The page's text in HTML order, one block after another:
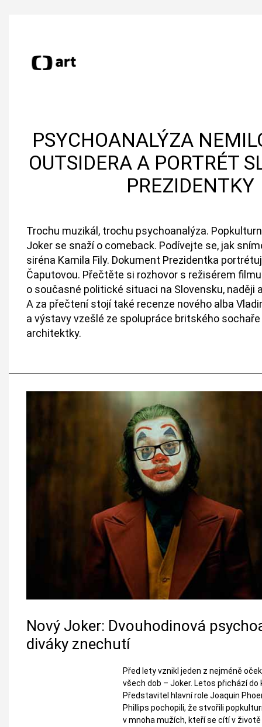
PSYCHOANALÝZA
OUTSIDERA A PORTRÉT
PREZIDENTKY
Trochu muzikál, trochu psychoanalýza.
Joker se snaží o comeback. Podívejte se, jak
siréna Kamila Fily. Dokument Prezidentka
Čaputovou. Přečtěte si rozhovor s režisérem
o současné politické situaci na Slovensku, naději
A za přečtení stojí také recenze nového alba
a výstavy vzešlé ze spolupráce britského
architektky.
Nový Joker: Dvouhodinová
diváky znechutí
Před lety vznikl jeden z nejméně
všech dob – Joker. Letos přichází do
Představitel hlavní role Joaquin
Phillips pochopili, že stvořili
v mnoha mužích, kteří se cítí v